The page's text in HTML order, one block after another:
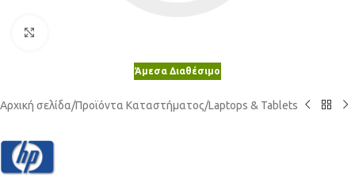
Άμεσα Διαθέσιμο
Αρχική σελίδα/Προϊόντα Καταστήματος/Laptops & Tablets